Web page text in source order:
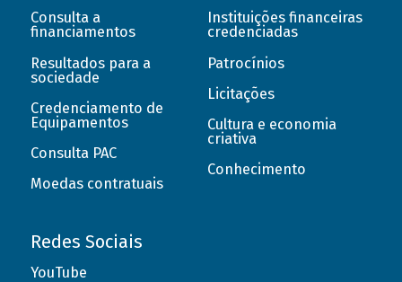
Consulta a
financiamentos
Resultados para a
sociedade
Credenciamento de
Equipamentos
Consulta PAC
Moedas contratuais
Instituições financeiras
credenciadas
Patrocínios
Licitações
Cultura e economia
criativa
Conhecimento
Redes Sociais
YouTube